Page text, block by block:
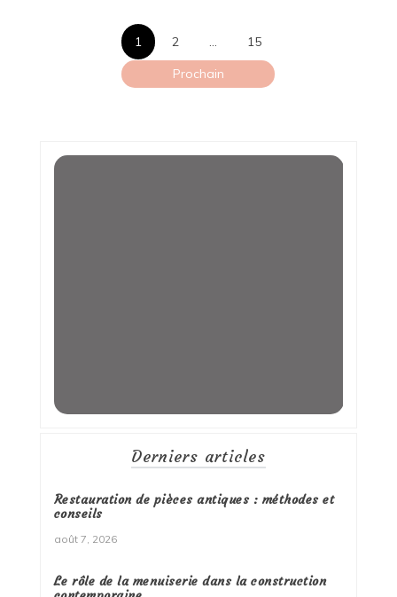
Pagination
des
1 2 …
15
Prochain
Derniers articles
Restauration de pièces antiques : méthodes et
conseils
août 7, 2026
Le rôle de la menuiserie dans la construction